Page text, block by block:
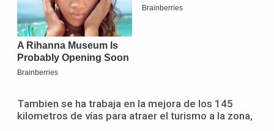
Tambien se ha trabaja en la mejora de los 145
kilometros de vías para atraer el turismo a la zona,